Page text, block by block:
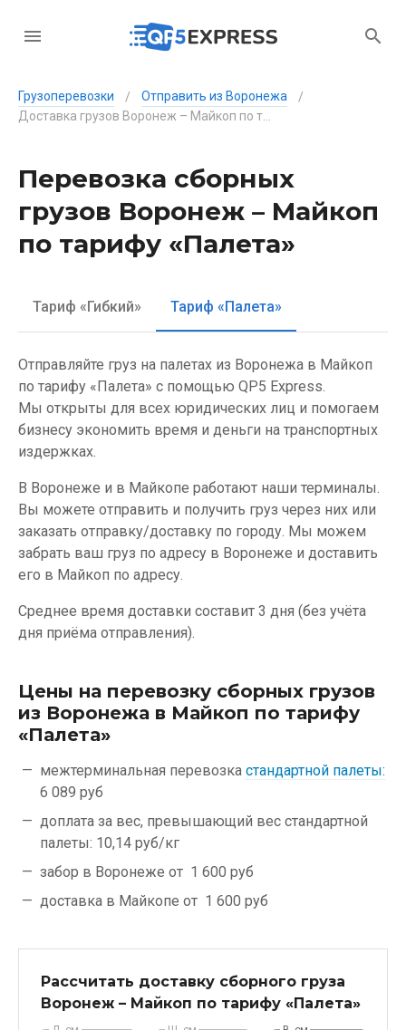
Грузоперевозки / Отправить из Воронежа
/
Перевозка сборных
грузов Воронеж – Майкоп
по тарифу «Палета»
Тариф «Гибкий» Тариф «Палета»
Отправляйте груз на палетах из Воронежа в Майкоп
по тарифу «Палета» с помощью QP5 Express.
Мы открыты для всех юридических лиц и помогаем
бизнесу экономить время и деньги на транспортных
издержках.
В Воронеже и в Майкопе работают наши терминалы.
Вы можете отправить и получить груз через них или
заказать отправку/доставку по городу. Мы можем
забрать ваш груз по адресу в Воронеже и доставить
его в Майкоп по адресу.
Среднее время доставки составит 3 дня (без учёта
дня приёма отправления).
Цены на перевозку сборных грузов
из Воронежа в Майкоп по тарифу
«Палета»
межтерминальная перевозка стандартной палеты:
6 089 руб
доплата за вес, превышающий вес стандартной
палеты: 10,14 руб/кг
забор в Воронеже от 1 600 руб
доставка в Майкопе от 1 600 руб
Рассчитать доставку сборного груза
Воронеж – Майкоп по тарифу «Палета»